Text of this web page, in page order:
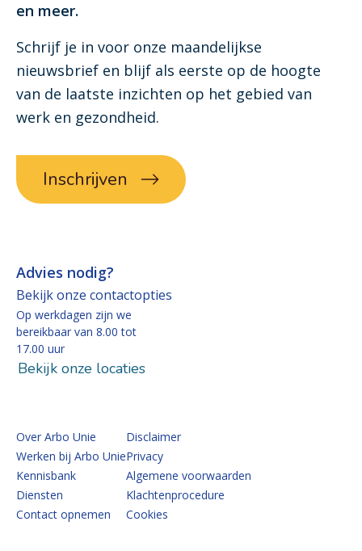
en meer.
Schrijf je in voor onze maandelijkse
nieuwsbrief en blijf als eerste op de hoogte
van de laatste inzichten op het gebied van
werk en gezondheid.
Inschrijven
Advies nodig?
Bekijk onze contactopties
Op werkdagen zijn we
bereikbaar van 8.00 tot
17.00 uur
Bekijk onze locaties
Over Arbo Unie
Werken bij Arbo Unie
Kennisbank
Diensten
Contact opnemen
Disclaimer
Privacy
Algemene voorwaarden
Klachtenprocedure
Cookies